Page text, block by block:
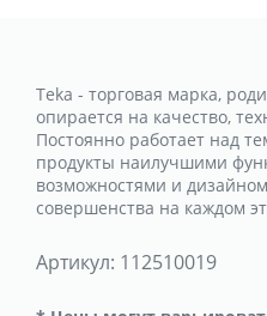
Teka - торговая марка,
опирается на качество,
Постоянно работает над
продукты наилучшими
возможностями и
совершенства на каждом
Артикул: 112510019